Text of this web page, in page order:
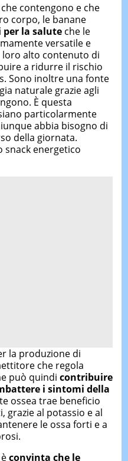
contengono e che
corpo, le banane
per la saluteche le
versatile e
alto contenuto di
a ridurre il rischio
Sono inoltre una fonte
naturale grazie agli
È questa
particolarmente
abbia bisogno di
della giornata.
snack energetico
la produzione di
che regola
può quindi contribuire
i sintomi della
ossea trae beneficio
grazie al potassio e al
le ossa forti e a
convinta che le